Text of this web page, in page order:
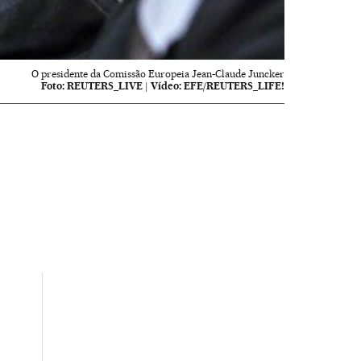
O presidente da Comissão Europeia Jean-Claude Juncker
Foto: REUTERS_LIVE |Vídeo: EFE/REUTERS_LIFE!